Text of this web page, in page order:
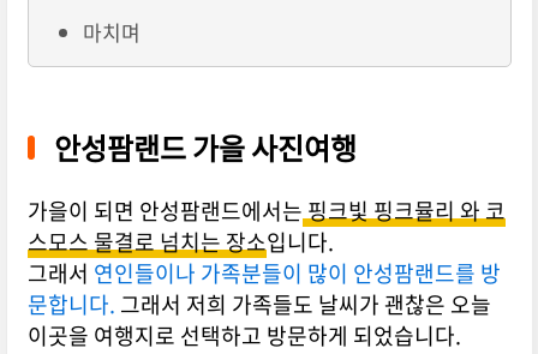
마치며
안성팜랜드 가을 사진여행
가을이 되면 안성팜랜드에서는핑크빛 핑크뮬리 와 코
스모스 물결로 넘치는 장소입니다.
그래서 연인들이나 가족분들이 많이 안성팜랜드를 방
문합니다. 그래서 저희 가족들도 날씨가 괜찮은 오늘
이곳을 여행지로 선택하고 방문하게 되었습니다.